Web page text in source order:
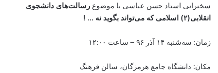
سخنرانی استاد حسن عباسی با موضوع رسالت‌های دانشجوی
انقلابی(۲) اسلامی که می‌تواند بگوید نه … !
زمان: سه‌شنبه ۱۴ آذر ۹۶ – ساعت ۱۲:۰۰
مکان: دانشگاه جامع هرمزگان، سالن فرهنگ